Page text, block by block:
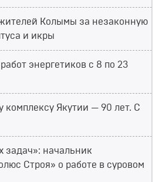
Колымы за незаконную
и икры
энергетиков с 8 по 23
комплексу Якутии — 90 лет. С
задач»: начальник
Строя» о работе в суровом